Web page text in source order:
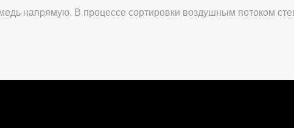
напрямую. В процессе сортировки воздушным потоком